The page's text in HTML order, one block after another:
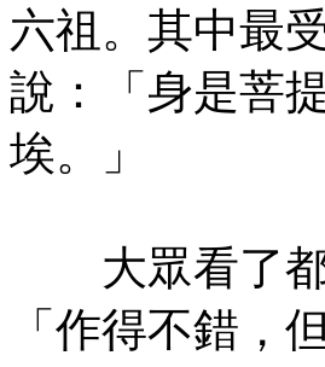
六祖。其中最
說：「身是菩
埃。」
大眾看了都
「作得不錯，